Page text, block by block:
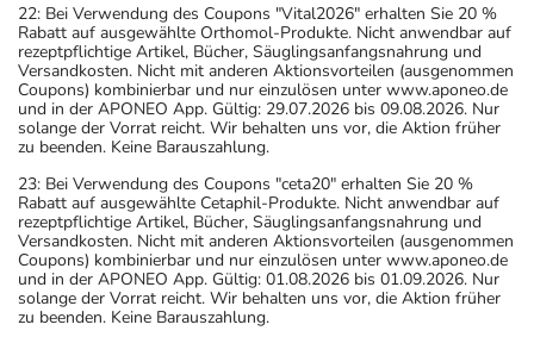
22: Bei Verwendung des Coupons "Vital2026" erhalten Sie 20 %
Rabatt auf ausgewählte Orthomol-Produkte. Nicht anwendbar auf
rezeptpflichtige Artikel, Bücher, Säuglingsanfangsnahrung und
Versandkosten. Nicht mit anderen Aktionsvorteilen (ausgenommen
Coupons) kombinierbar und nur einzulösen unter www.aponeo.de
und in der APONEO App. Gültig: 29.07.2026 bis 09.08.2026. Nur
solange der Vorrat reicht. Wir behalten uns vor, die Aktion früher
zu beenden. Keine Barauszahlung.
23: Bei Verwendung des Coupons "ceta20" erhalten Sie 20 %
Rabatt auf ausgewählte Cetaphil-Produkte. Nicht anwendbar auf
rezeptpflichtige Artikel, Bücher, Säuglingsanfangsnahrung und
Versandkosten. Nicht mit anderen Aktionsvorteilen (ausgenommen
Coupons) kombinierbar und nur einzulösen unter www.aponeo.de
und in der APONEO App. Gültig: 01.08.2026 bis 01.09.2026. Nur
solange der Vorrat reicht. Wir behalten uns vor, die Aktion früher
zu beenden. Keine Barauszahlung.